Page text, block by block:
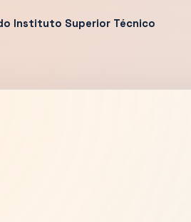
Instituto Superior Técnico